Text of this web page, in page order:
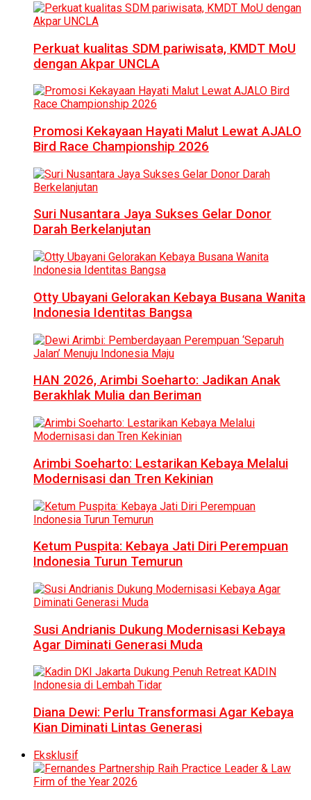
Perkuat kualitas SDM pariwisata, KMDT MoU
dengan Akpar UNCLA
Promosi Kekayaan Hayati Malut Lewat AJALO
Bird Race Championship 2026
Suri Nusantara Jaya Sukses Gelar Donor
Darah Berkelanjutan
Otty Ubayani Gelorakan Kebaya Busana Wanita
Indonesia Identitas Bangsa
HAN 2026, Arimbi Soeharto: Jadikan Anak
Berakhlak Mulia dan Beriman
Arimbi Soeharto: Lestarikan Kebaya Melalui
Modernisasi dan Tren Kekinian
Ketum Puspita: Kebaya Jati Diri Perempuan
Indonesia Turun Temurun
Susi Andrianis Dukung Modernisasi Kebaya
Agar Diminati Generasi Muda
Diana Dewi: Perlu Transformasi Agar Kebaya
Kian Diminati Lintas Generasi
Eksklusif